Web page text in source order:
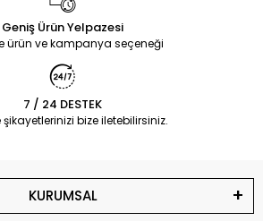
Geniş Ürün Yelpazesi
ürün ve kampanya seçeneği
7 / 24 DESTEK
şikayetlerinizi bize iletebilirsiniz.
KURUMSAL